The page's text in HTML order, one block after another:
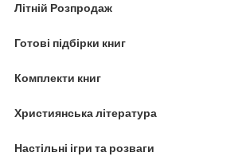
Літній Розпродаж
Готові підбірки книг
Комплекти книг
Християнська література
Настільні ігри та розваги